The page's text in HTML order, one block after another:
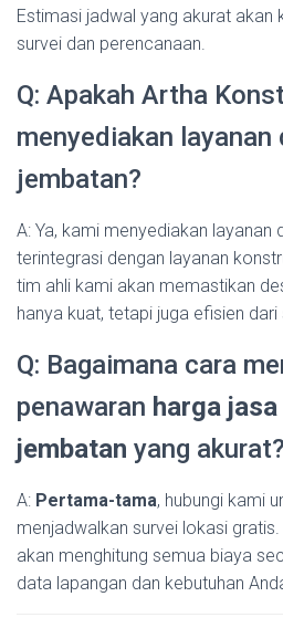
Estimasi jadwal yang akurat akan
survei dan perencanaan.
Q: Apakah Artha
menyediakan layanan
jembatan?
A: Ya, kami menyediakan layanan
terintegrasi dengan layanan
tim ahli kami akan memastikan
hanya kuat, tetapi juga efisien
Q: Bagaimana cara
penawaran harga
jembatan yang akurat?
A: Pertama-tama, hubungi kami
menjadwalkan survei lokasi gratis.
akan menghitung semua biaya
data lapangan dan kebutuhan